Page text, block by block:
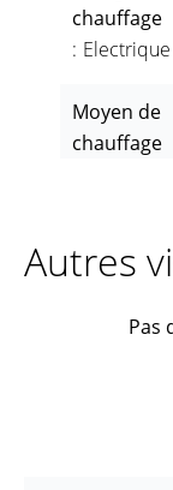
chauffage
Electrique
Moyen de
chauffage
Autres
Pas